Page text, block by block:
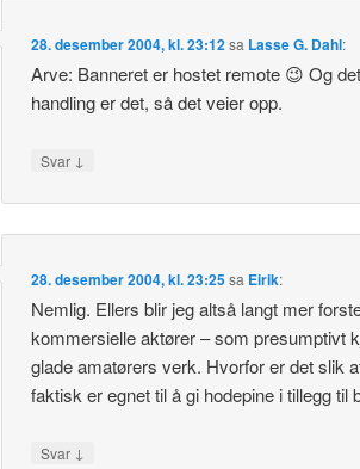
28. desember 2004, kl. 23:12sa Lasse G. Dahl:
Arve: Banneret er hostet remote 😉 Og
handling er det, så det veier opp.
Svar ↓
28. desember 2004, kl. 23:25sa Eirik:
Nemlig. Ellers blir jeg altså langt mer
kommersielle aktører – som presumptivt
glade amatørers verk. Hvorfor er det slik
faktisk er egnet til å gi hodepine i tillegg
Svar ↓